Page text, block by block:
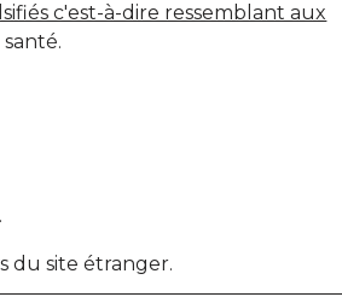
c'est-à-dire ressemblant aux
du site étranger.